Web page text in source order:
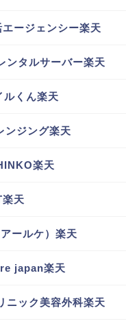
ージェンシー楽天
ンタルサーバー楽天
ルくん楽天
ンジング楽天
楽天
天
ールケ）楽天
japan楽天
ニック美容外科楽天